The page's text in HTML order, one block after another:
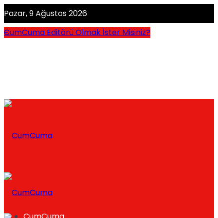
Pazar, 9 Ağustos 2026
CumCuma Editörü Olmak İster Misiniz?